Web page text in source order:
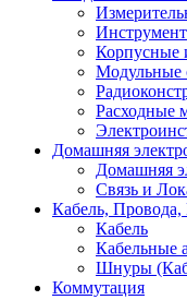
Инструмент
Корпусные
Модульные
Расходные
Домашняя
Домашняя
Связь и
Кабель,
Кабель
Кабельные
Шнуры
Коммутация